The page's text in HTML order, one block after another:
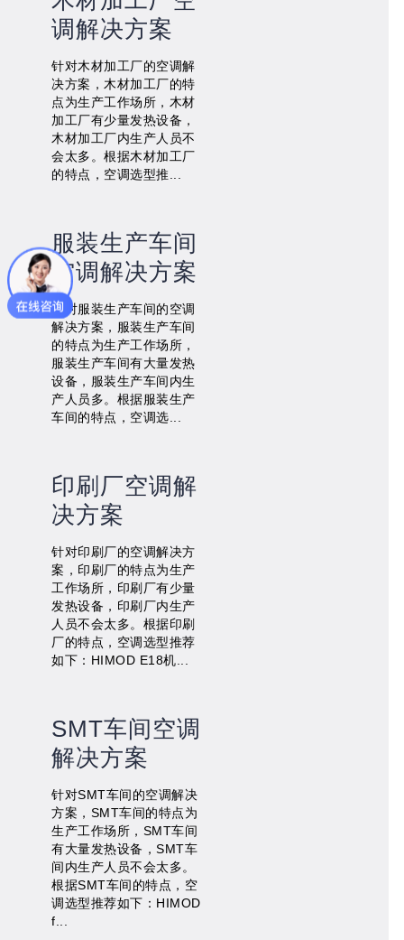
调解决方案
针对木材加工厂的空调解
决方案，木材加工厂的特
点为生产工作场所，木材
加工厂有少量发热设备，
木材加工厂内生产人员不
会太多。根据木材加工厂
的特点，空调选型推...
服装生产车间
空调解决方案
针对服装生产车间的空调
解决方案，服装生产车间
的特点为生产工作场所，
服装生产车间有大量发热
设备，服装生产车间内生
产人员多。根据服装生产
车间的特点，空调选...
印刷厂空调解
决方案
针对印刷厂的空调解决方
案，印刷厂的特点为生产
工作场所，印刷厂有少量
发热设备，印刷厂内生产
人员不会太多。根据印刷
厂的特点，空调选型推荐
如下：HIMOD E18机...
SMT车间空调
解决方案
针对SMT车间的空调解决
方案，SMT车间的特点为
生产工作场所，SMT车间
有大量发热设备，SMT车
间内生产人员不会太多。
根据SMT车间的特点，空
调选型推荐如下：HIMOD
f...